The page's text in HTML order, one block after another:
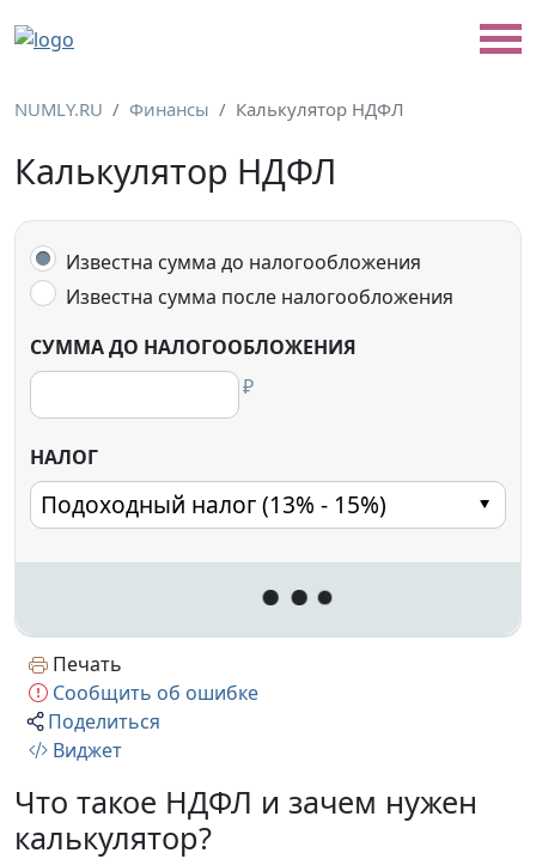
NUMLY.RU Финансы Калькулятор НДФЛ
Калькулятор НДФЛ
Известна сумма до налогообложения
Известна сумма после налогообложения
СУММА ДО НАЛОГООБЛОЖЕНИЯ
₽
НАЛОГ
Печать
Сообщить об ошибке
Поделиться
Виджет
Что такое НДФЛ и зачем нужен
калькулятор?